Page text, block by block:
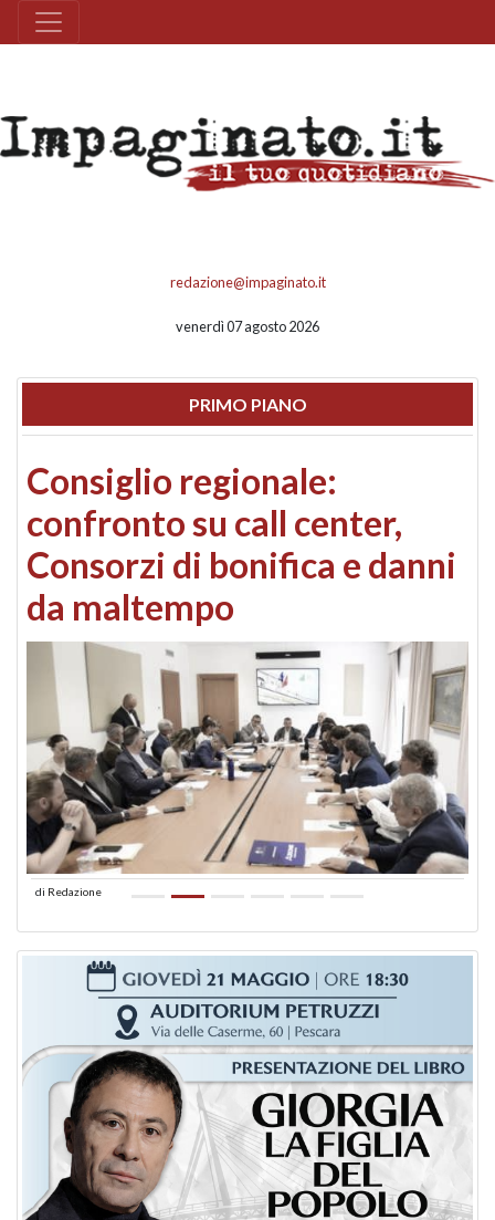
redazione@impaginato.it
venerdì 07 agosto 2026
PRIMO PIANO
Consiglio regionale:
confronto su call center,
Consorzi di bonifica e danni
da maltempo
di Redazione